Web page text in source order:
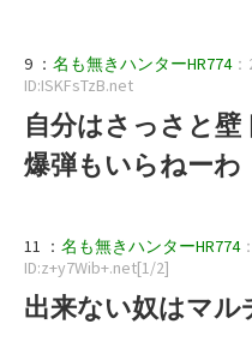
9 ： 名も無きハンターHR774：
ID:ISKFsTzB.net
自分はさっさと
爆弾もいらねーわ
11 ： 名も無きハンターHR774
ID:z+y7Wib+.net[1/2]
出来ない奴はマ